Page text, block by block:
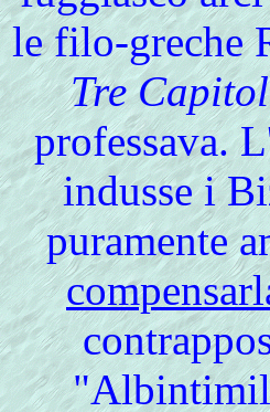
le filo-greche
Tre
professava.
indusse i
puramente